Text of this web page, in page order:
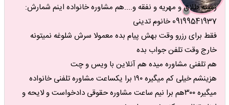
زمینه طلاق و مهریه و نفقه و....هم مشاوره خانواده اینم شمارش:
09199541937 خانوم تدینی
فقط برای رزرو وقت بهش پیام بده معمولا سرش شلوغه نمیتونه
خارج وقت تلفن جواب بده
هم تلفنی مشاوره میده هم آنلاین با ویس و چت
هزینشم خیلی کم میگیره ۱۹۰ برا یکساعت مشاوره تلفنی خانواده
میگیره ۳۰۰هم برا نیم ساعت مشاوره حقوقی دادخواست و لایحه و